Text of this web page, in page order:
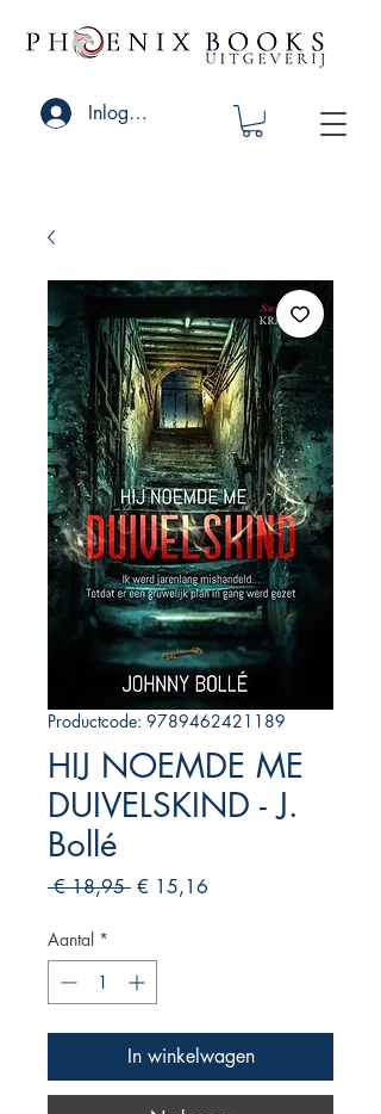
Inloggen
Productcode: 9789462421189
HIJ NOEMDE ME
DUIVELSKIND - J.
Bollé
€ 18,95 Normale
€ 15,16
Aantal *
In winkelwagen